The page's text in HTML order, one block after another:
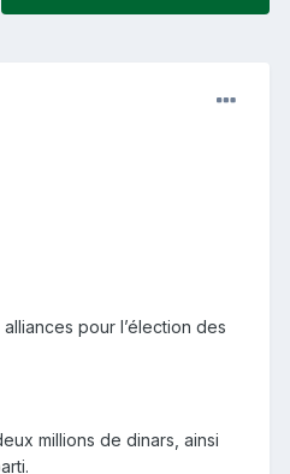
pour l’élection des
millions de dinars, ainsi